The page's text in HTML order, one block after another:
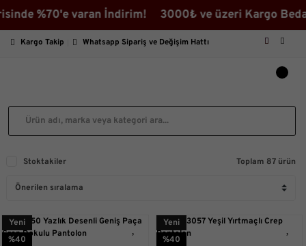
varan İndirim! 3000₺ ve üzeri Kargo
Kargo Takip Whatsapp Sipariş ve Değişim Hattı
Stoktakiler Toplam 87 ürün
Yeni
%40
Yeni
%40